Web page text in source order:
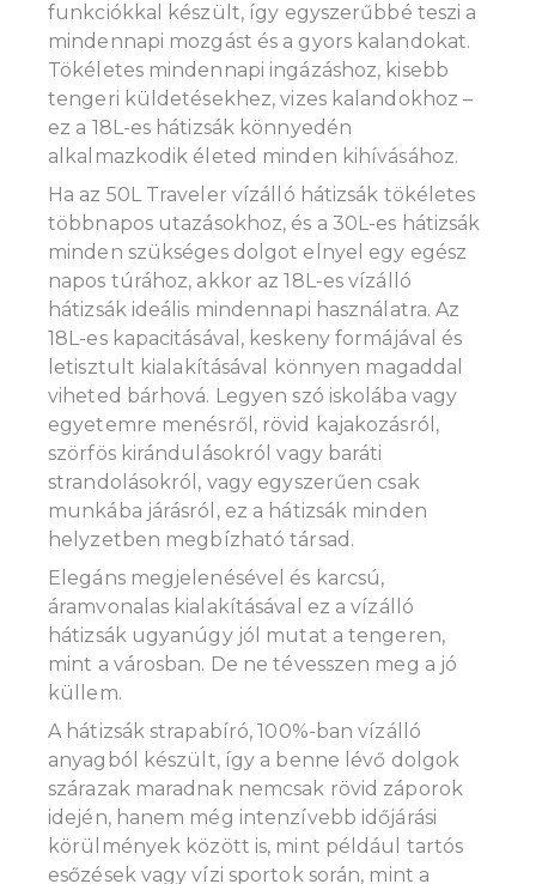
funkciókkal készült, így egyszerűbbé teszi a
mindennapi mozgást és a gyors kalandokat.
Tökéletes mindennapi ingázáshoz, kisebb
tengeri küldetésekhez, vizes kalandokhoz –
ez a 18L-es hátizsák könnyedén
alkalmazkodik életed minden kihívásához.
Ha az 50L Traveler vízálló hátizsák tökéletes
többnapos utazásokhoz, és a 30L-es hátizsák
minden szükséges dolgot elnyel egy egész
napos túrához, akkor az 18L-es vízálló
hátizsák ideális mindennapi használatra. Az
18L-es kapacitásával, keskeny formájával és
letisztult kialakításával könnyen magaddal
viheted bárhová. Legyen szó iskolába vagy
egyetemre menésről, rövid kajakozásról,
szörfös kirándulásokról vagy baráti
strandolásokról, vagy egyszerűen csak
munkába járásról, ez a hátizsák minden
helyzetben megbízható társad.
Elegáns megjelenésével és karcsú,
áramvonalas kialakításával ez a vízálló
hátizsák ugyanúgy jól mutat a tengeren,
mint a városban. De ne tévesszen meg a jó
küllem.
A hátizsák strapabíró, 100%-ban vízálló
anyagból készült, így a benne lévő dolgok
szárazak maradnak nemcsak rövid záporok
idején, hanem még intenzívebb időjárási
körülmények között is, mint például tartós
esőzések vagy vízi sportok során, mint a